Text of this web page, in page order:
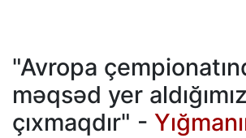
"Avropa
məqsəd yer
çıxmaqdır" -